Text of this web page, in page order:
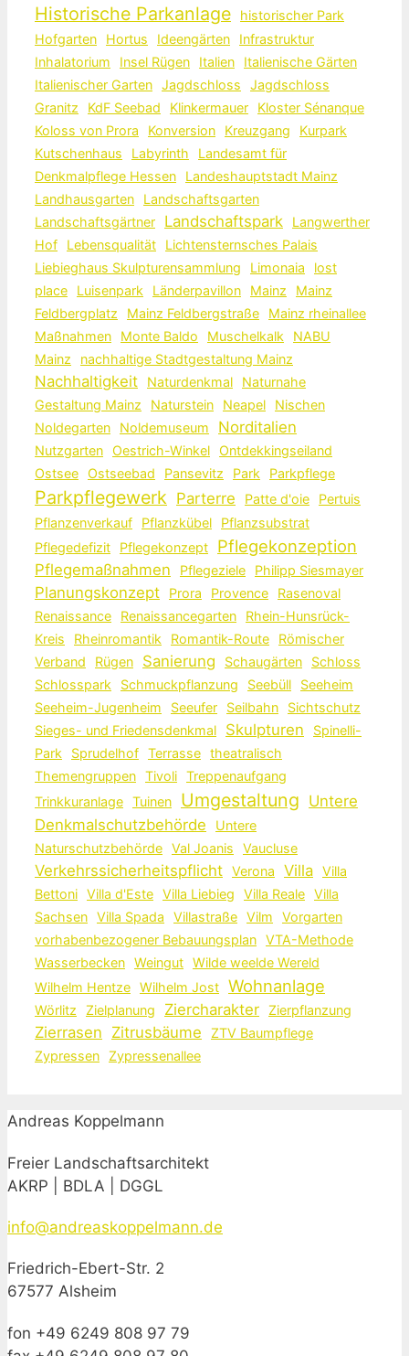
Historische Parkanlage
historischer Park
Hofgarten
Hortus Ideengärten
Infrastruktur
Inhalatorium
Insel Rügen Italien
Italienische Gärten
Italienischer Garten Jagdschloss
Jagdschloss
Granitz
KdF Seebad Klinkermauer
Kloster Sénanque
Koloss von Prora
Konversion Kreuzgang
Kurpark
Kutschenhaus
Labyrinth
Landesamt für
Denkmalpflege Hessen
Landeshauptstadt Mainz
Landhausgarten
Landschaftsgarten
Landschaftsgärtner
Landschaftspark
Langwerther
Hof
Lebensqualität
Lichtensternsches Palais
Liebieghaus Skulpturensammlung
Limonaia
lost
place
Luisenpark Länderpavillon Mainz
Mainz
Feldbergplatz
Mainz Feldbergstraße
Mainz rheinallee
Maßnahmen
Monte Baldo Muschelkalk
NABU
Mainz
nachhaltige Stadtgestaltung Mainz
Nachhaltigkeit Naturdenkmal
Naturnahe
Gestaltung Mainz
Naturstein Neapel
Nischen
Noldegarten
Noldemuseum Norditalien
Nutzgarten Oestrich-Winkel Ontdekkingseiland
Ostsee Ostseebad Pansevitz Park Parkpflege
Parkpflegewerk Parterre Patte d'oie
Pertuis
Pflanzenverkauf
Pflanzkübel
Pflanzsubstrat
Pflegedefizit
Pflegekonzept Pflegekonzeption
Pflegemaßnahmen Pflegeziele Philipp Siesmayer
Planungskonzept Prora Provence
Rasenoval
Renaissance
Renaissancegarten
Rhein-Hunsrück-
Kreis
Rheinromantik Romantik-Route
Römischer
Verband
Rügen Sanierung Schaugärten
Schloss
Schlosspark
Schmuckpflanzung Seebüll
Seeheim
Seeheim-Jugenheim
Seeufer Seilbahn
Sichtschutz
Sieges- und Friedensdenkmal
Skulpturen
Spinelli-
Park
Sprudelhof Terrasse theatralisch
Themengruppen Tivoli Treppenaufgang
Trinkkuranlage Tuinen Umgestaltung Untere
Denkmalschutzbehörde
Untere
Naturschutzbehörde Val Joanis Vaucluse
Verkehrssicherheitspflicht Verona Villa Villa
Bettoni Villa d'Este Villa Liebieg Villa Reale Villa
Sachsen Villa Spada Villastraße Vilm
Vorgarten
vorhabenbezogener Bebauungsplan VTA-Methode
Wasserbecken Weingut Wilde weelde Wereld
Wilhelm Hentze Wilhelm Jost Wohnanlage
Wörlitz Zielplanung Ziercharakter Zierpflanzung
Zierrasen Zitrusbäume
ZTV Baumpflege
Zypressen Zypressenallee
Andreas Koppelmann
Freier Landschaftsarchitekt
AKRP | BDLA | DGGL
info@andreaskoppelmann.de
Friedrich-Ebert-Str. 2
67577 Alsheim
fon +49 6249 808 97 79